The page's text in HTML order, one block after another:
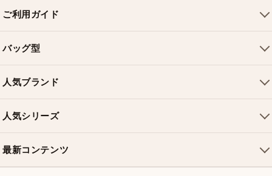
ご利用ガイド
配送について
返品・交換
お問い合わせ
バッグ型
ショルダーバッグ
クロスボディバッグ
ミニバッグ
バケットバッグ
人気ブランド
シャネルバッグ
ディオールバッグ
人気シリーズ
最新コンテンツ